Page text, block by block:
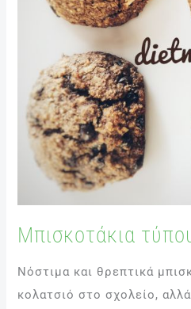
Μπισκοτάκια
Νόστιμα και θρεπτικά
κολατσιό στο σχολείο,